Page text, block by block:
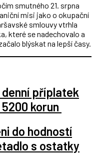
smutného 21. srpna
misi jako o okupační
smlouvy vtrhla
které se nadechovalo a
blýskat na lepší časy.
příplatek
korun
do hodností
s ostatky